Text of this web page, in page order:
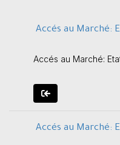
Accés au Marché:
Accés au Marché:
Accés au Marché: